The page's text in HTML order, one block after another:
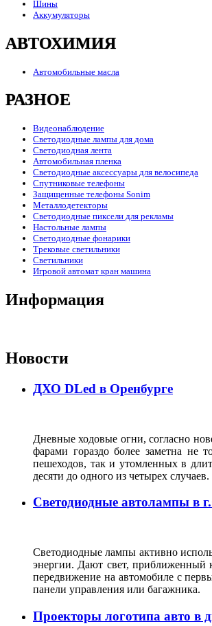
Шины
Аккумуляторы
АВТОХИМИЯ
Автомобильные масла
РАЗНОЕ
Видеонаблюдение
Светодиодные лампы для дома
Светодиодная лента
Автомобильная пленка
Светодиодные аксессуары для велосипеда
Спутниковые телефоны
Защищенные телефоны Sonim
Металлодетекторы
Светодиодные пиксели для рекламы
Настольные лампы
Светодиодные фонарики
Трековые светильники
Светильники
Игровой автомат кран машина
Информация
Новости
ДХО DLed в Оренбурге
Дневные ходовые огни, согласно
фарами гораздо более заметна не
пешеходов, так и утомленных в
десяти до одного из четырех
Светодиодные автолампы в
Светодиодные лампы активно
энергии. Дают свет, приближенный
передвижение на автомобиле с
панели управления или
Проекторы логотипа авто в